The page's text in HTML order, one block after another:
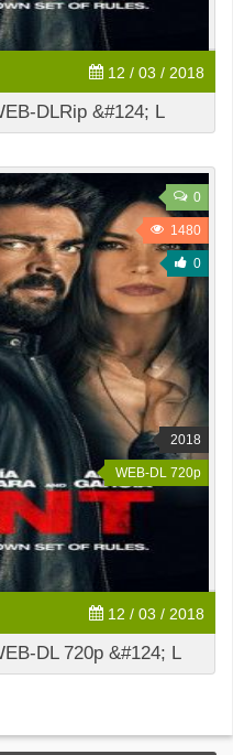
12 / 03 / 2018
DLRip &#124; L
0
1480
0
2018
WEB-DL 720p
12 / 03 / 2018
DL 720p &#124; L